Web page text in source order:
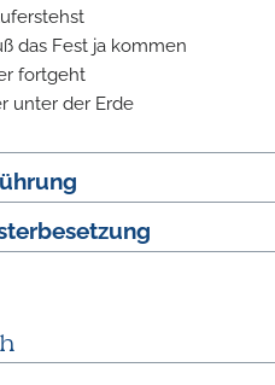
das Fest ja kommen
fortgeht
unter der Erde